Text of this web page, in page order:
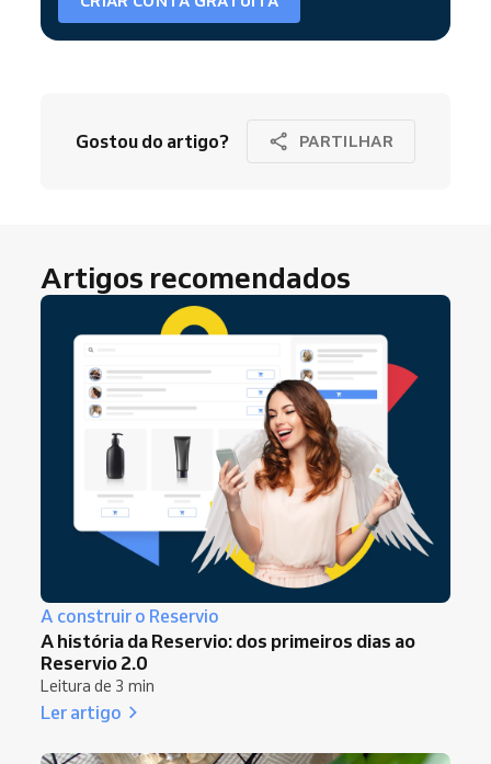
Gostou do artigo? PARTILHAR
Artigos recomendados
A construir o Reservio
A história da Reservio: dos primeiros dias ao
Reservio 2.0
Leitura de 3 min
Ler artigo